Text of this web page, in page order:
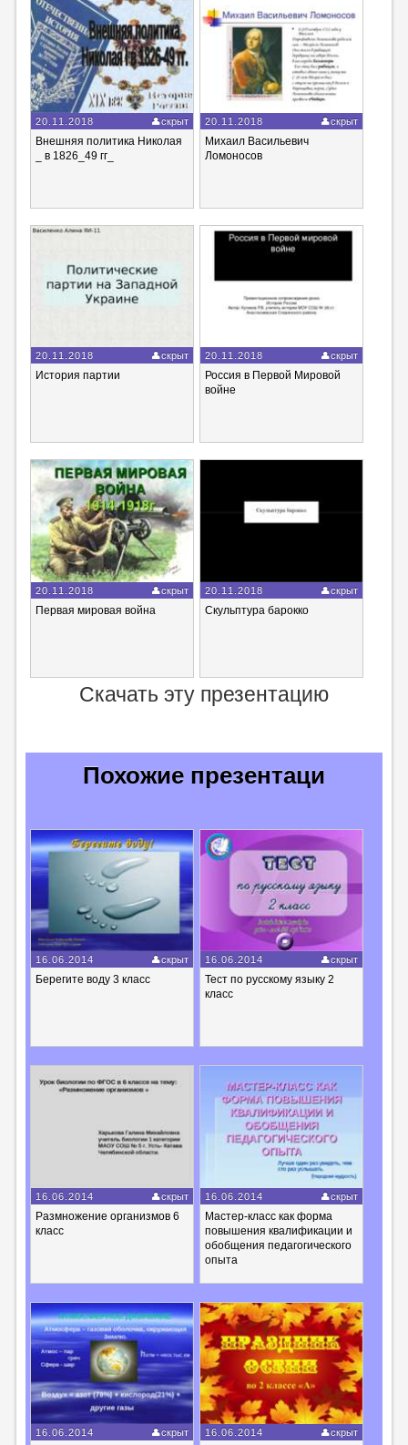
20.11.2018 скрыт
Внешняя политика Николая
_ в 1826_49 гг_
20.11.2018 скрыт
Михаил Васильевич
Ломоносов
20.11.2018 скрыт
История партии
20.11.2018 скрыт
Россия в Первой Мировой
войне
20.11.2018 скрыт
Первая мировая война
20.11.2018 скрыт
Скульптура барокко
Скачать эту презентацию
Похожие презентаци
16.06.2014 скрыт
Берегите воду 3 класс
16.06.2014 скрыт
Тест по русскому языку 2
класс
16.06.2014 скрыт
Размножение организмов 6
класс
16.06.2014 скрыт
Мастер-класс как форма
повышения квалификации и
обобщения педагогического
опыта
16.06.2014 скрыт 16.06.2014 скрыт